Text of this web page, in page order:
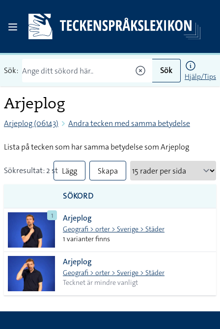
Sök: Sök
Hjälp/Tips
Arjeplog
Arjeplog (06143) Andra tecken med samma betydelse
Lista på tecken som har samma betydelse som Arjeplog
Sökresultat: 2 st Lägg
till
alla i
lista
Skapa
SÖKORD
1 Arjeplog
Geografi > orter > Sverige > Städer
1 varianter finns
Arjeplog
Geografi > orter > Sverige > Städer
Tecknet är mindre vanligt